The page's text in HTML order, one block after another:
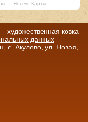
— Яндекс Карты
ковка
данных
с. Акулово, ул. Новая,